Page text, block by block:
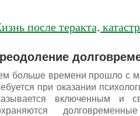
после теракта,
больше времени прошло с
при оказании
включенным и